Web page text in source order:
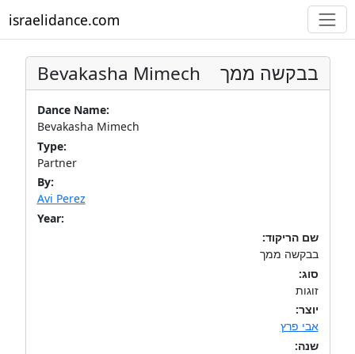
israelidance.com
Bevakasha Mimech בבקשה ממך
Dance Name:
Bevakasha Mimech
Type:
Partner
By:
Avi Perez
Year:
שם הריקוד:
בבקשה ממך
סוג:
זוגות
יוצר:
אבי פרץ
שנה: